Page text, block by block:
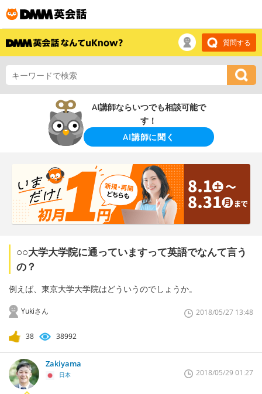
質問する
AI講師ならいつでも相談可能で
す！
AI講師に聞く
○○大学大学院に通っていますって英語でなんて言う
の？
例えば、東京大学大学院はどういうのでしょうか。
Yukiさん 2018/05/27 13:48
38 38992
Zakiyama
日本 2018/05/29 01:27